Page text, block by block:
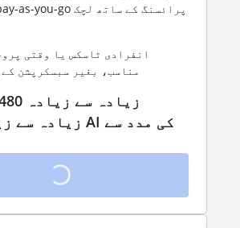
انفرادی ٹاسکس یا وقتی
مناسب، بغیر سبسکرپشن
زیادہ سے زیادہ 480 ٹاسکس